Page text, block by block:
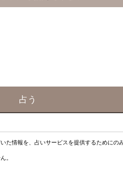
占う
た情報を、占いサービスを提供するためにの
。